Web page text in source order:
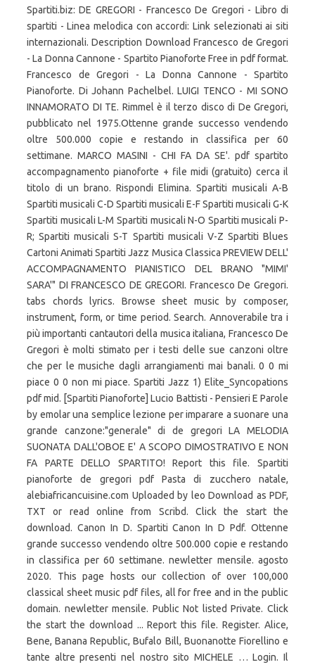
Spartiti.biz: DE GREGORI - Francesco De Gregori - Libro di
spartiti - Linea melodica con accordi: Link selezionati ai siti
internazionali. Description Download Francesco de Gregori
- La Donna Cannone - Spartito Pianoforte Free in pdf format.
Francesco de Gregori - La Donna Cannone - Spartito
Pianoforte. Di Johann Pachelbel. LUIGI TENCO - MI SONO
INNAMORATO DI TE. Rimmel è il terzo disco di De Gregori,
pubblicato nel 1975.Ottenne grande successo vendendo
oltre 500.000 copie e restando in classifica per 60
settimane. MARCO MASINI - CHI FA DA SE'. pdf spartito
accompagnamento pianoforte + file midi (gratuito) cerca il
titolo di un brano. Rispondi Elimina. Spartiti musicali A-B
Spartiti musicali C-D Spartiti musicali E-F Spartiti musicali G-K
Spartiti musicali L-M Spartiti musicali N-O Spartiti musicali P-
R; Spartiti musicali S-T Spartiti musicali V-Z Spartiti Blues
Cartoni Animati Spartiti Jazz Musica Classica PREVIEW DELL'
ACCOMPAGNAMENTO PIANISTICO DEL BRANO "MIMI'
SARA'" DI FRANCESCO DE GREGORI. Francesco De Gregori.
tabs chords lyrics. Browse sheet music by composer,
instrument, form, or time period. Search. Annoverabile tra i
più importanti cantautori della musica italiana, Francesco De
Gregori è molti stimato per i testi delle sue canzoni oltre
che per le musiche dagli arrangiamenti mai banali. 0 0 mi
piace 0 0 non mi piace. Spartiti Jazz 1) Elite_Syncopations
pdf mid. [Spartiti Pianoforte] Lucio Battisti - Pensieri E Parole
by emolar una semplice lezione per imparare a suonare una
grande canzone:"generale" di de gregori LA MELODIA
SUONATA DALL'OBOE E' A SCOPO DIMOSTRATIVO E NON
FA PARTE DELLO SPARTITO! Report this file. Spartiti
pianoforte de gregori pdf Pasta di zucchero natale,
alebiafricancuisine.com Uploaded by leo Download as PDF,
TXT or read online from Scribd. Click the start the
download. Canon In D. Spartiti Canon In D Pdf. Ottenne
grande successo vendendo oltre 500.000 copie e restando
in classifica per 60 settimane. newletter mensile. agosto
2020. This page hosts our collection of over 100,000
classical sheet music pdf files, all for free and in the public
domain. newletter mensile. Public Not listed Private. Click
the start the download ... Report this file. Register. Alice,
Bene, Banana Republic, Bufalo Bill, Buonanotte Fiorellino e
tante altre presenti nel nostro sito MICHELE … Login. Il